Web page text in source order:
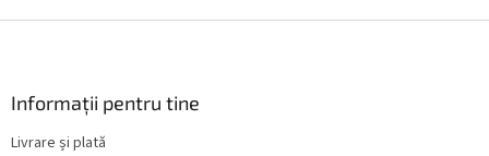
n
Informații pentru tine
Livrare și plată